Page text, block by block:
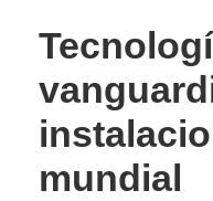
mundial